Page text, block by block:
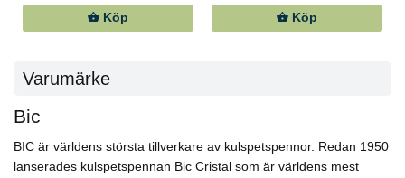
Köp Köp
Varumärke
Bic
BIC är världens största tillverkare av kulspetspennor. Redan 1950
lanserades kulspetspennan Bic Cristal som är världens mest